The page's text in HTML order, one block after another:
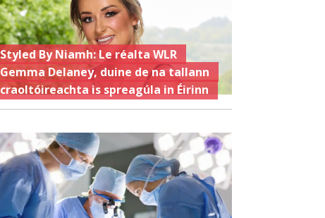
Styled By Niamh: Le réalta WLR
Gemma Delaney, duine de na tallann
craoltóireachta is spreagúla in Éirinn